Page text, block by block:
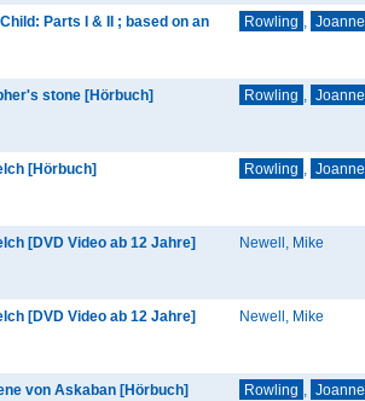
Parts I & II ; based on an
Rowling Joanne
stone [Hörbuch] Rowling Joanne
[Hörbuch]
Rowling Joanne
[DVD Video ab 12 Jahre]
Newell, Mike
[DVD Video ab 12 Jahre]
Newell, Mike
von Askaban [Hörbuch]
Rowling Joanne